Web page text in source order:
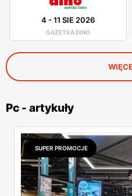
4 -11 SIE 2026
GAZETKA DINO
Pc - artykuły
SUPER PROMOCJE